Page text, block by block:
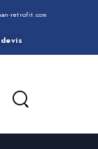
retrofit.com